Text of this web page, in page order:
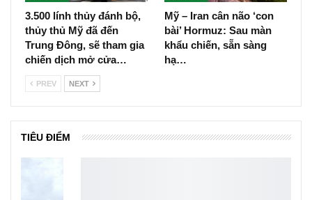
3.500 lính thủy đánh bộ,
thủy thủ Mỹ đã đến
Trung Đông, sẽ tham gia
chiến dịch mở cửa…
Mỹ – Iran cân não ‘con
bài’ Hormuz: Sau màn
khẩu chiến, sẵn sàng
hạ…
PREV NEXT
TIÊU ĐIỂM